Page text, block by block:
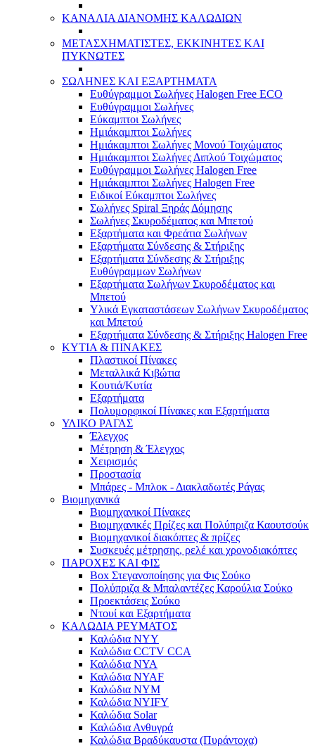
ΚΑΝΑΛΙΑ ΔΙΑΝΟΜΗΣ ΚΑΛΩΔΙΩΝ
ΜΕΤΑΣΧΗΜΑΤΙΣΤΕΣ, ΕΚΚΙΝΗΤΕΣ ΚΑΙ
ΠΥΚΝΩΤΕΣ
ΣΩΛΗΝΕΣ ΚΑΙ ΕΞΑΡΤΗΜΑΤΑ
Ευθύγραμμοι Σωλήνες Halogen Free ECO
Ευθύγραμμοι Σωλήνες
Εύκαμπτοι Σωλήνες
Ημιάκαμπτοι Σωλήνες
Ημιάκαμπτοι Σωλήνες Μονού Τοιχώματος
Ημιάκαμπτοι Σωλήνες Διπλού Τοιχώματος
Ευθύγραμμοι Σωλήνες Halogen Free
Ημιάκαμπτοι Σωλήνες Halogen Free
Ειδικοί Εύκαμπτοι Σωλήνες
Σωλήνες Spiral Ξηράς Δόμησης
Σωλήνες Σκυροδέματος και Μπετού
Εξαρτήματα και Φρεάτια Σωλήνων
Εξαρτήματα Σύνδεσης & Στήριξης
Εξαρτήματα Σύνδεσης & Στήριξης
Ευθύγραμμων Σωλήνων
Εξαρτήματα Σωλήνων Σκυροδέματος και
Μπετού
Υλικά Εγκαταστάσεων Σωλήνων Σκυροδέματος
και Μπετού
Εξαρτήματα Σύνδεσης & Στήριξης Halogen Free
ΚΥΤΙΑ & ΠΙΝΑΚΕΣ
Πλαστικοί Πίνακες
Μεταλλικά Κιβώτια
Κουτιά/Κυτία
Εξαρτήματα
Πολυμορφικοί Πίνακες και Εξαρτήματα
ΥΛΙΚΟ ΡΑΓΑΣ
Έλεγχος
Μέτρηση & Έλεγχος
Χειρισμός
Προστασία
Μπάρες - Μπλοκ - Διακλαδωτές Ράγας
Βιομηχανικά
Βιομηχανικοί Πίνακες
Βιομηχανικές Πρίζες και Πολύπριζα Καουτσούκ
Βιομηχανικοί διακόπτες & πρίζες
Συσκευές μέτρησης, ρελέ και χρονοδιακόπτες
ΠΑΡΟΧΕΣ ΚΑΙ ΦΙΣ
Box Στεγανοποίησης για Φις Σούκο
Πολύπριζα & Μπαλαντέζες Καρούλια Σούκο
Προεκτάσεις Σούκο
Ντουί και Εξαρτήματα
ΚΑΛΩΔΙΑ ΡΕΥΜΑΤΟΣ
Καλώδια NYY
Καλώδια CCTV CCA
Καλώδια NYA
Καλώδια NYAF
Καλώδια NYM
Καλώδια NYIFY
Καλώδια Solar
Καλώδια Ανθυγρά
Καλώδια Βραδύκαυστα (Πυράντοχα)